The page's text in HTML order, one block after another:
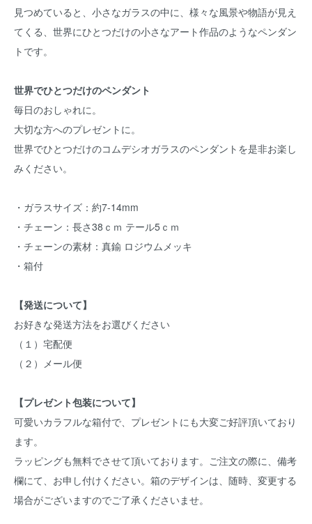
見つめていると、小さなガラスの中に、様々な風景や物語が見え
てくる、世界にひとつだけの小さなアート作品のようなペンダン
トです。
世界でひとつだけのペンダント
毎日のおしゃれに。
大切な方へのプレゼントに。
世界でひとつだけのコムデシオガラスのペンダントを是非お楽し
みください。
・ガラスサイズ：約7-14mm
・チェーン：長さ38ｃｍ テール5ｃｍ
・チェーンの素材：真鍮 ロジウムメッキ
・箱付
【発送について】
お好きな発送方法をお選びください
（１）宅配便
（２）メール便
【プレゼント包装について】
可愛いカラフルな箱付で、プレゼントにも大変ご好評頂いており
ます。
ラッピングも無料でさせて頂いております。ご注文の際に、備考
欄にて、お申し付けください。箱のデザインは、随時、変更する
場合がございますのでご了承くださいませ。